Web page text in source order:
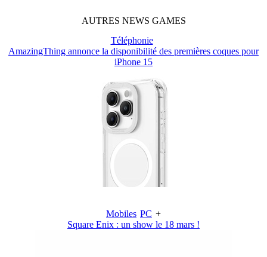
AUTRES NEWS GAMES
Téléphonie
AmazingThing annonce la disponibilité des premières coques pour
iPhone 15
Mobiles PC +
Square Enix : un show le 18 mars !